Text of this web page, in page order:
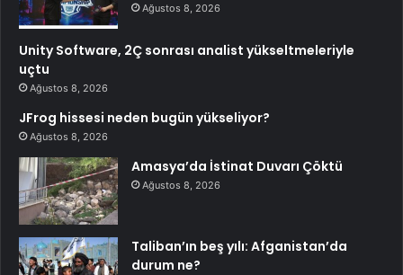
Ağustos 8, 2026
Unity Software, 2Ç sonrası analist yükseltmeleriyle
uçtu
Ağustos 8, 2026
JFrog hissesi neden bugün yükseliyor?
Ağustos 8, 2026
Amasya’da İstinat Duvarı Çöktü
Ağustos 8, 2026
Taliban’ın beş yılı: Afganistan’da
durum ne?